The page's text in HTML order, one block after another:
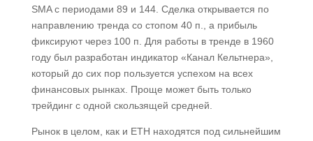
SMA с периодами 89 и 144. Сделка открывается по
направлению тренда со стопом 40 п., а прибыль
фиксируют через 100 п. Для работы в тренде в 1960
году был разработан индикатор «Канал Кельтнера»,
который до сих пор пользуется успехом на всех
финансовых рынках. Проще может быть только
трейдинг с одной скользящей средней.
Рынок в целом, как и ETH находятся под сильнейшим